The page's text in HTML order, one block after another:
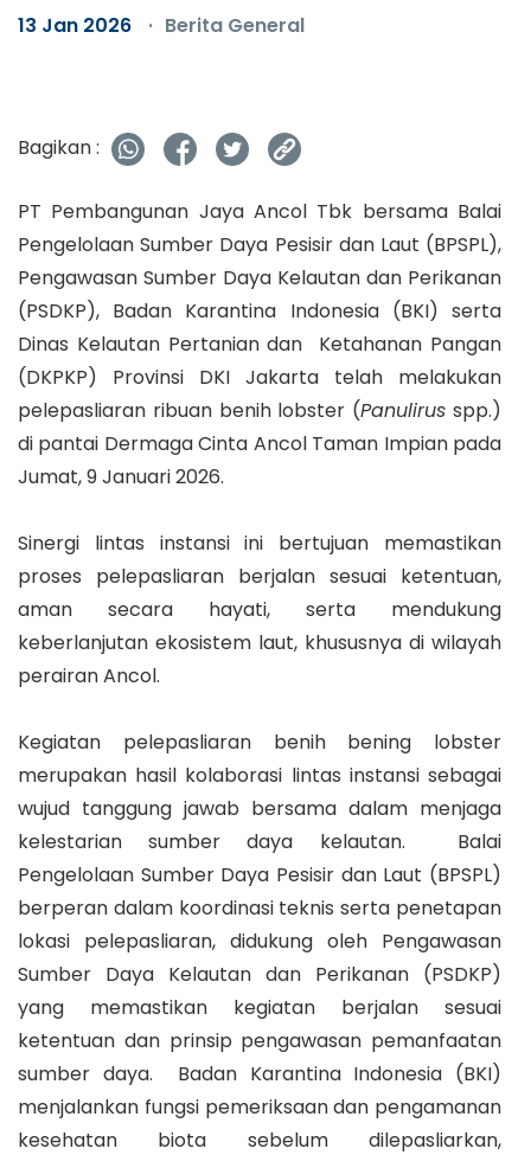
13 Jan 2026 Berita General
Bagikan :
PT Pembangunan Jaya Ancol Tbk bersama Balai
Pengelolaan Sumber Daya Pesisir dan Laut (BPSPL),
Pengawasan Sumber Daya Kelautan dan Perikanan
(PSDKP), Badan Karantina Indonesia (BKI) serta
Dinas Kelautan Pertanian dan Ketahanan Pangan
(DKPKP) Provinsi DKI Jakarta telah melakukan
pelepasliaran ribuan benih lobster (Panulirus spp.)
di pantai Dermaga Cinta Ancol Taman Impian pada
Jumat, 9 Januari 2026.
Sinergi lintas instansi ini bertujuan memastikan
proses pelepasliaran berjalan sesuai ketentuan,
aman secara hayati, serta mendukung
keberlanjutan ekosistem laut, khususnya di wilayah
perairan Ancol.
Kegiatan pelepasliaran benih bening lobster
merupakan hasil kolaborasi lintas instansi sebagai
wujud tanggung jawab bersama dalam menjaga
kelestarian sumber daya kelautan. Balai
Pengelolaan Sumber Daya Pesisir dan Laut (BPSPL)
berperan dalam koordinasi teknis serta penetapan
lokasi pelepasliaran, didukung oleh Pengawasan
Sumber Daya Kelautan dan Perikanan (PSDKP)
yang memastikan kegiatan berjalan sesuai
ketentuan dan prinsip pengawasan pemanfaatan
sumber daya. Badan Karantina Indonesia (BKI)
menjalankan fungsi pemeriksaan dan pengamanan
kesehatan biota sebelum dilepasliarkan,